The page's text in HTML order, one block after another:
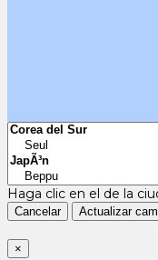
Haga clic en el de la
Cancelar Actualizar
×